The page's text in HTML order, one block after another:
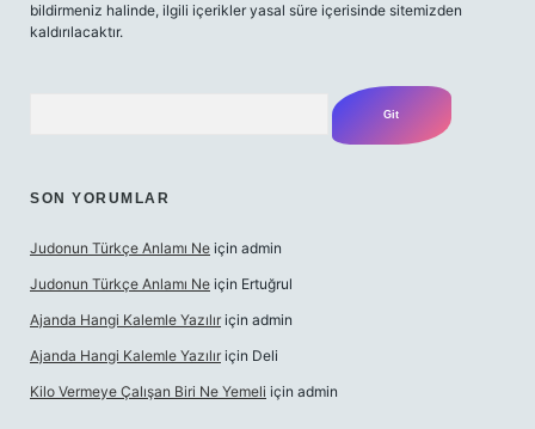
bildirmeniz halinde, ilgili içerikler yasal süre içerisinde sitemizden
kaldırılacaktır.
SON YORUMLAR
Judonun Türkçe Anlamı Ne için admin
Judonun Türkçe Anlamı Ne için Ertuğrul
Ajanda Hangi Kalemle Yazılır için admin
Ajanda Hangi Kalemle Yazılır için Deli
Kilo Vermeye Çalışan Biri Ne Yemeli için admin